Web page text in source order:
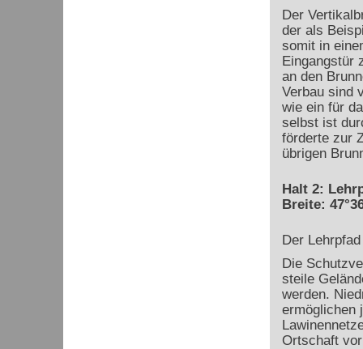
Der
der als
somit in
Eingangstür
an den
Verbau sind
wie ein für
selbst ist
förderte zur
übrigen
Halt 2:
Breite:
Der
Die
steile
werden.
ermöglichen
Ortschaft